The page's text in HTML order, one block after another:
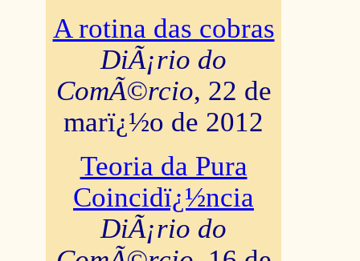
A rotina das cobras
DiÃ¡rio do
ComÃ©rcio, 22 de
marï¿½o de 2012
Teoria da Pura
Coincidï¿½ncia
DiÃ¡rio do